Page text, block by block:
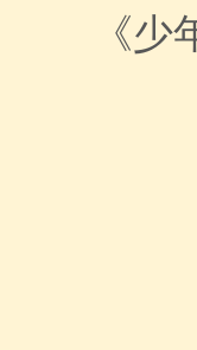
《